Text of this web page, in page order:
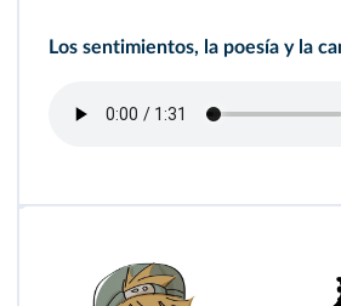
Los sentimientos, la poesía y la